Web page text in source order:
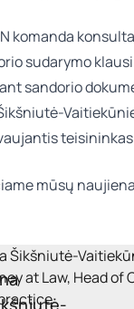
komanda
sudarymo
sandorio
teisininkas
mūsų